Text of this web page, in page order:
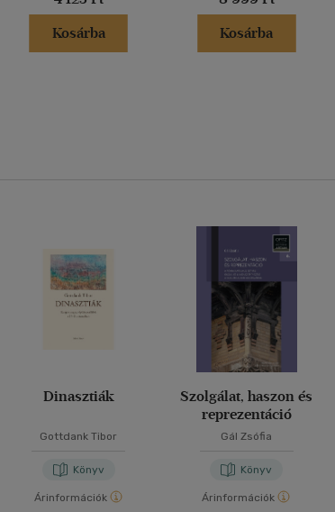
Kosárba
Kosárba
Dinasztiák
Gottdank Tibor
Könyv
Árinformációk
Szolgálat, haszon és
reprezentáció
Gál Zsófia
Könyv
Árinformációk